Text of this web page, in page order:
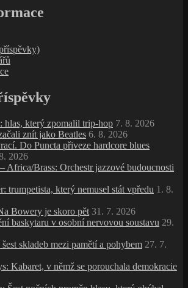
hlas, který zpomalil trip‑hop 7. 8. 2026
znít jako Beatles 6. 8. 2026
Do Puncta přiveze hardcore blues
2026
Africa/Brass: Orchestr jazzové budoucnosti
trumpetista, který nemusel stát vpředu 1. 8.
Bowery je skoro pět 31. 7. 2026
baskytaru v osobní nervovou soustavu 29.
skladeb mezi pamětí a pohybem 27. 7.
Kabaret, v němž se porouchala demokracie